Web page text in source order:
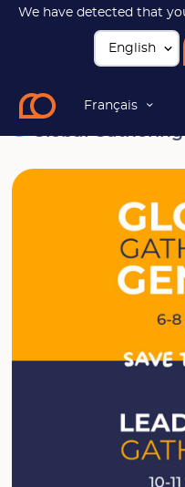
We have detected that
Français
Global